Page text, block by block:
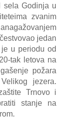
sela Godinja u
zvanim
jedan
u periodu od
tak letova na
požara
jezera.
Trnovo i
stanje na